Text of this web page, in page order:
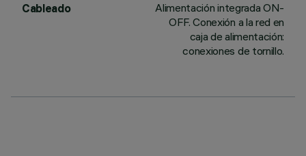
Cableado
Alimentación integrada ON-
OFF. Conexión a la red en
caja de alimentación:
conexiones de tornillo.